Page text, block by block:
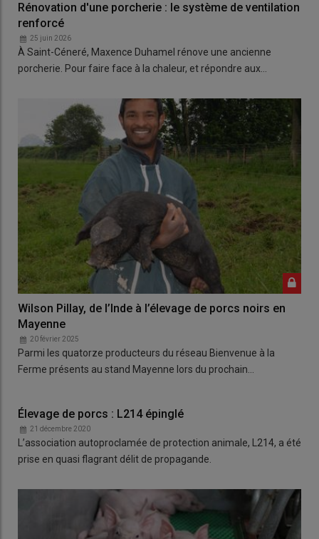
Rénovation d'une porcherie : le système de ventilation
renforcé
25 juin 2026
À Saint-Céneré, Maxence Duhamel rénove une ancienne
porcherie. Pour faire face à la chaleur, et répondre aux…
Wilson Pillay, de l’Inde à l’élevage de porcs noirs en
Mayenne
20 février 2025
Parmi les quatorze producteurs du réseau Bienvenue à la
Ferme présents au stand Mayenne lors du prochain…
Élevage de porcs : L214 épinglé
21 décembre 2020
L’association autoproclamée de protection animale, L214, a été
prise en quasi flagrant délit de propagande.